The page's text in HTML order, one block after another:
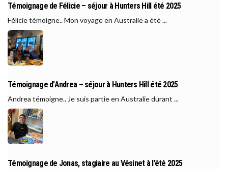
Témoignage de Félicie – séjour à Hunters Hill été 2025
Félicie témoigne.. Mon voyage en Australie a été ...
Témoignage d’Andrea – séjour à Hunters Hill été 2025
Andrea témoigne.. Je suis partie en Australie durant ...
Témoignage de Jonas, stagiaire au Vésinet à l’été 2025